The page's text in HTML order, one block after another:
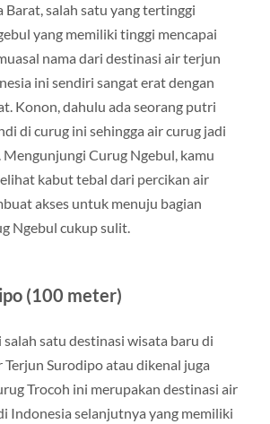
Barat, salah satu yang tertinggi
yang memiliki tinggi mencapai
nama dari destinasi air terjun
ini sendiri sangat erat dengan
Konon, dahulu ada seorang putri
di curug ini sehingga air curug jadi
Mengunjungi Curug Ngebul, kamu
kabut tebal dari percikan air
akses untuk menuju bagian
Ngebul cukup sulit.
(100 meter)
salah satu destinasi wisata baru di
Terjun Surodipo atau dikenal juga
Trocoh ini merupakan destinasi air
Indonesia selanjutnya yang memiliki